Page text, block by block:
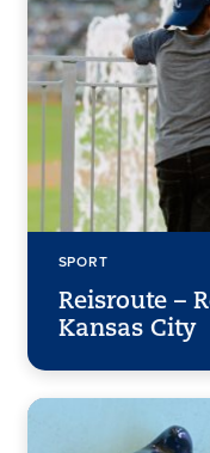
SPORT
Reisroute –
Kansas City